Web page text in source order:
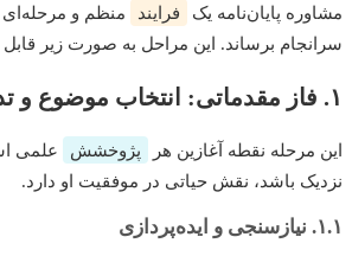
مشاوره پایان‌نامه یک فرایند
منظم و مرحله‌ای
سرانجام برساند. این مراحل به صورت زیر
۱. فاز مقدماتی: انتخاب موضوع و تدوین پروپوزال
این مرحله نقطه آغازین هر پژوخشش علمی
نزدیک باشد، نقش حیاتی در موفقیت او دارد.
۱.۱. نیازسنجی و ایده‌پردازی